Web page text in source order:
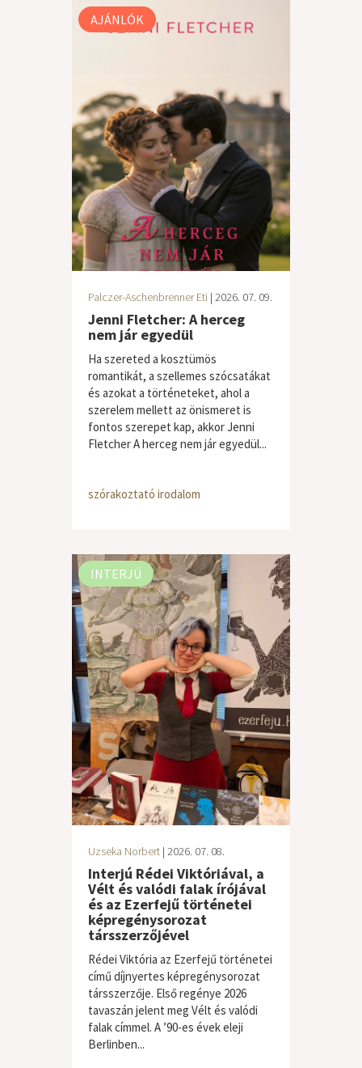
AJÁNLÓK
Palczer-Aschenbrenner Eti | 2026. 07. 09.
Jenni Fletcher: A herceg
nem jár egyedül
Ha szereted a kosztümös
romantikát, a szellemes szócsatákat
és azokat a történeteket, ahol a
szerelem mellett az önismeret is
fontos szerepet kap, akkor Jenni
Fletcher A herceg nem jár egyedül...
szórakoztató irodalom
INTERJÚ
Uzseka Norbert | 2026. 07. 08.
Interjú Rédei Viktóriával, a
Vélt és valódi falak írójával
és az Ezerfejű történetei
képregénysorozat
társszerzőjével
Rédei Viktória az Ezerfejű történetei
című díjnyertes képregénysorozat
társszerzője. Első regénye 2026
tavaszán jelent meg Vélt és valódi
falak címmel. A ’90-es évek eleji
Berlinben...